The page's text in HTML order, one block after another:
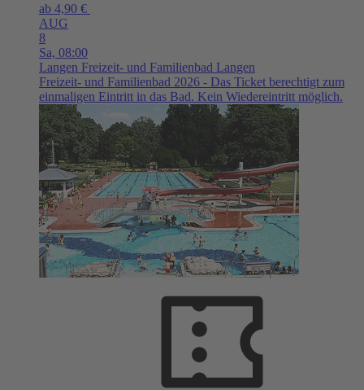
ab 4,90 €
AUG
8
Sa, 08:00
Langen Freizeit- und Familienbad Langen
Freizeit- und Familienbad 2026 - Das Ticket berechtigt zum
einmaligen Eintritt in das Bad. Kein Wiedereintritt möglich.